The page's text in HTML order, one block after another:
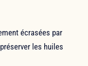
écrasées par
les huiles